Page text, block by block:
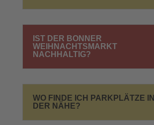
IST DER BONNER
WEIHNACHTSMARKT
NACHHALTIG?
WO FINDE ICH PARKPLÄTZE IN
DER NÄHE?